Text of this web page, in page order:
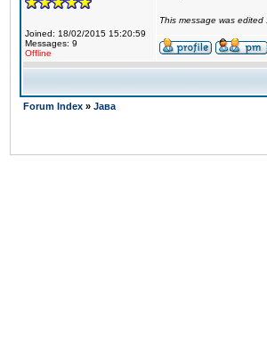
Joined: 18/02/2015 15:20:59
Messages: 9
Offline
This message was
Forum Index » Јава